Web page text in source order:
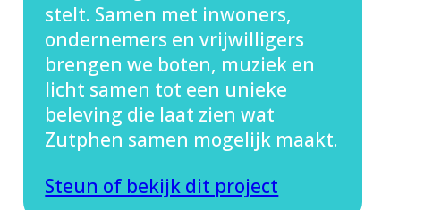
stelt. Samen met inwoners,
ondernemers en vrijwilligers
brengen we boten, muziek en
licht samen tot een unieke
beleving die laat zien wat
Zutphen samen mogelijk maakt.
Steun of bekijk dit project